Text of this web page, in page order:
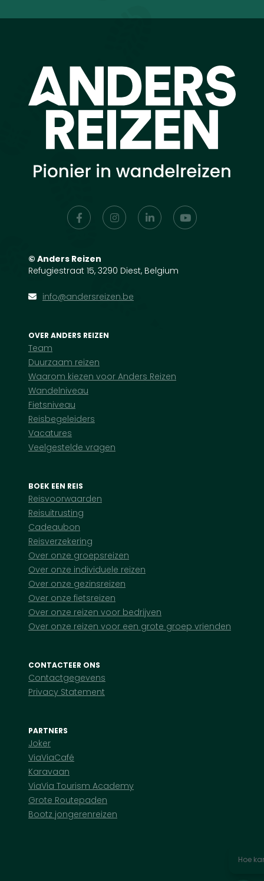
© Anders Reizen
Refugiestraat 15, 3290 Diest, Belgium
info@andersreizen.be
OVER ANDERS REIZEN
Team
Duurzaam reizen
Waarom kiezen voor Anders Reizen
Wandelniveau
Fietsniveau
Reisbegeleiders
Vacatures
Veelgestelde vragen
BOEK EEN REIS
Reisvoorwaarden
Reisuitrusting
Cadeaubon
Reisverzekering
Over onze groepsreizen
Over onze individuele reizen
Over onze gezinsreizen
Over onze fietsreizen
Over onze reizen voor bedrijven
Over onze reizen voor een grote groep vrienden
CONTACTEER ONS
Contactgegevens
Privacy Statement
PARTNERS
Joker
ViaViaCafé
Karavaan
ViaVia Tourism Academy
Grote Routepaden
Bootz jongerenreizen
Hoe